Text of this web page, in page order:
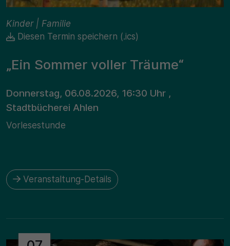
Kinder | Familie
Diesen Termin speichern (.ics)
„Ein Sommer voller Träume“
Donnerstag, 06.08.2026, 16:30 Uhr ,
Stadtbücherei Ahlen
Vorlesestunde
Veranstaltung-Details